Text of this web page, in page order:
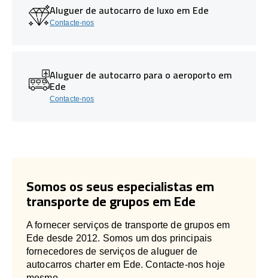
Aluguer de autocarro de luxo em Ede
Contacte-nos
Aluguer de autocarro para o aeroporto em
Ede
Contacte-nos
Somos os seus especialistas em
transporte de grupos em Ede
A fornecer serviços de transporte de grupos em
Ede desde 2012. Somos um dos principais
fornecedores de serviços de aluguer de
autocarros charter em Ede. Contacte-nos hoje